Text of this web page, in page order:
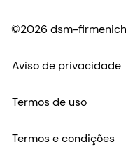
©2026 dsm-
Aviso de privacidade
Termos de uso
Termos e condições